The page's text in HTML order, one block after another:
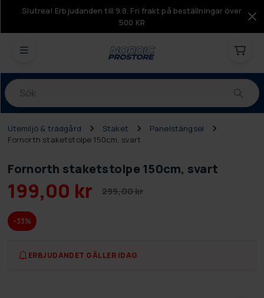
Slutrea! Erbjudanden till 9.8. Fri frakt på beställningar över
500 KR
Produkter
Utemiljö & trädgård Staket
Panelstängsel
Fornorth staketstolpe 150cm, svart
Fornorth staketstolpe 150cm, svart
199,00 kr 299,00 kr
-33%
ERBJUDANDET GÄLLER IDAG